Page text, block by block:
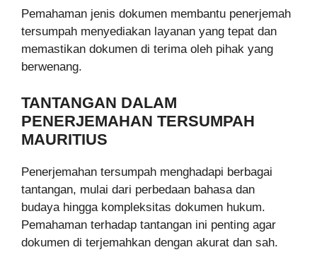
Pemahaman jenis dokumen membantu penerjemah
tersumpah menyediakan layanan yang tepat dan
memastikan dokumen di terima oleh pihak yang
berwenang.
TANTANGAN DALAM
PENERJEMAHAN TERSUMPAH
MAURITIUS
Penerjemahan tersumpah menghadapi berbagai
tantangan, mulai dari perbedaan bahasa dan
budaya hingga kompleksitas dokumen hukum.
Pemahaman terhadap tantangan ini penting agar
dokumen di terjemahkan dengan akurat dan sah.